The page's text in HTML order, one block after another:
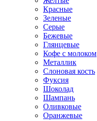
Красные
Зеленые
Серые
Бежевые
Глянцевые
Кофе с молоком
Металлик
Слоновая кость
Фуксия
Шоколад
Шампань
Оливковые
Оранжевые